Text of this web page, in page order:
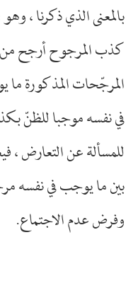
بالمعنى الذي ذكرنا ،
كذب المرجوح أرجح
المرجّحات المذكورة
في نفسه موجبا للظنّ
للمسألة عن التعارض ،
بين ما يوجب في نفسه
وفرض عدم الاجتماع.